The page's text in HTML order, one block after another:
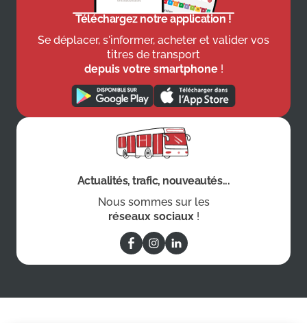
Téléchargez notre application !
Se déplacer, s'informer, acheter et valider vos
titres de transport
depuis votre smartphone !
Actualités, trafic, nouveautés...
Nous sommes sur les
réseaux sociaux !